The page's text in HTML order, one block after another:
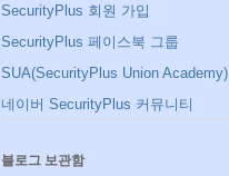
SecurityPlus 회원 가입
SecurityPlus 페이스북 그룹
SUA(SecurityPlus Union Academy)
네이버 SecurityPlus 커뮤니티
블로그 보관함